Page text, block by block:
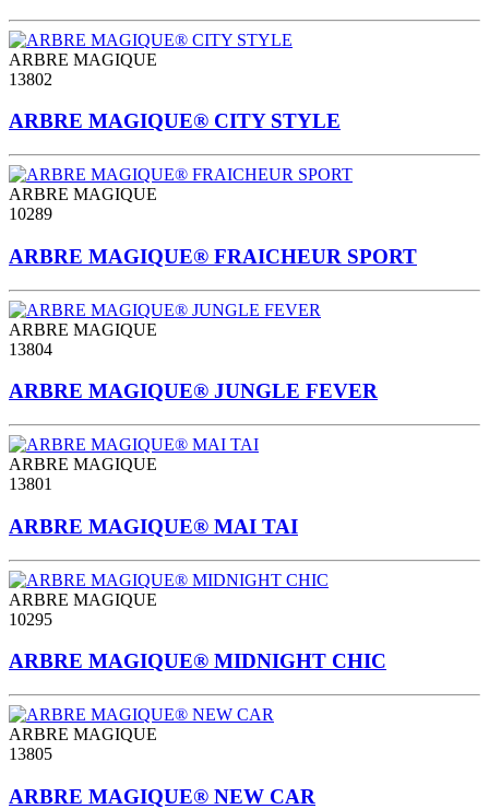
ARBRE MAGIQUE
13802
ARBRE MAGIQUE® CITY STYLE
ARBRE MAGIQUE
10289
ARBRE MAGIQUE® FRAICHEUR SPORT
ARBRE MAGIQUE
13804
ARBRE MAGIQUE® JUNGLE FEVER
ARBRE MAGIQUE
13801
ARBRE MAGIQUE® MAI TAI
ARBRE MAGIQUE
10295
ARBRE MAGIQUE® MIDNIGHT CHIC
ARBRE MAGIQUE
13805
ARBRE MAGIQUE® NEW CAR